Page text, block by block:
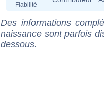
Fiabilité
Des informations
naissance sont parfois
dessous.